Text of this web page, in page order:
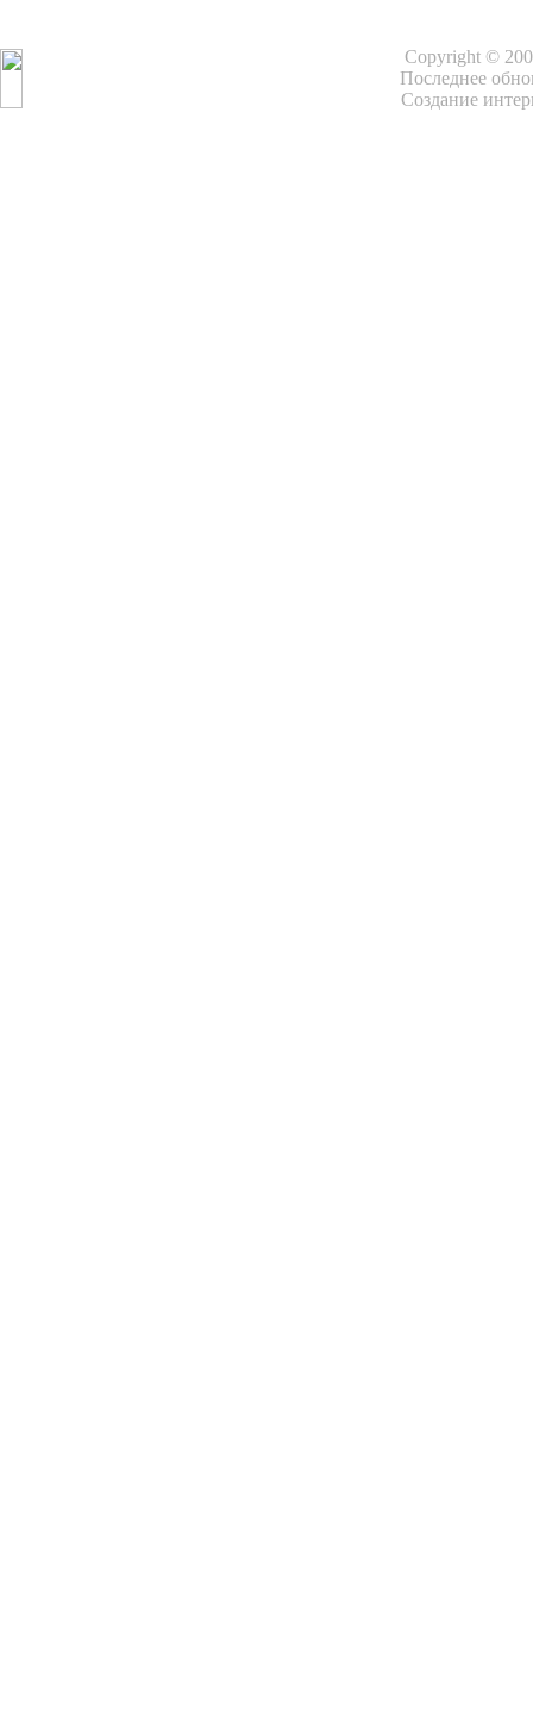
Copyright ©
Последнее
Создание